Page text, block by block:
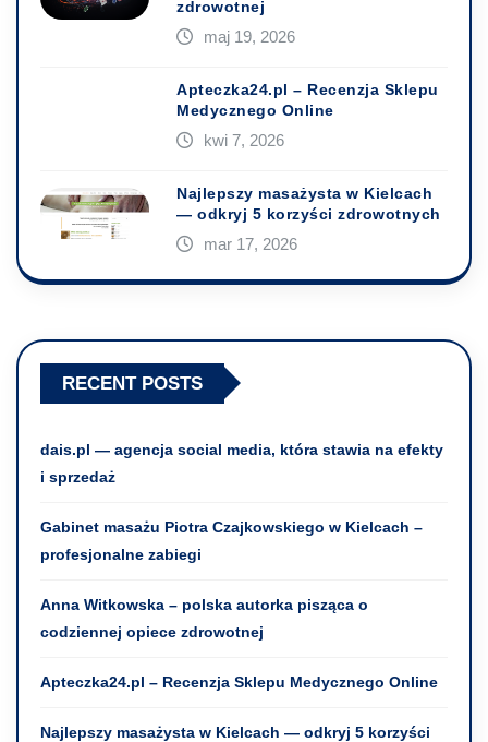
zdrowotnej
maj 19, 2026
Apteczka24.pl – Recenzja Sklepu
Medycznego Online
kwi 7, 2026
Najlepszy masażysta w Kielcach
— odkryj 5 korzyści zdrowotnych
mar 17, 2026
RECENT POSTS
dais.pl — agencja social media, która stawia na efekty
i sprzedaż
Gabinet masażu Piotra Czajkowskiego w Kielcach –
profesjonalne zabiegi
Anna Witkowska – polska autorka pisząca o
codziennej opiece zdrowotnej
Apteczka24.pl – Recenzja Sklepu Medycznego Online
Najlepszy masażysta w Kielcach — odkryj 5 korzyści